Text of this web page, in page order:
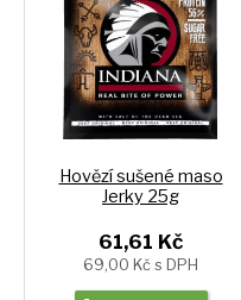
Hovězí sušené maso
Jerky 25g
61,61 Kč
69,00 Kč s DPH